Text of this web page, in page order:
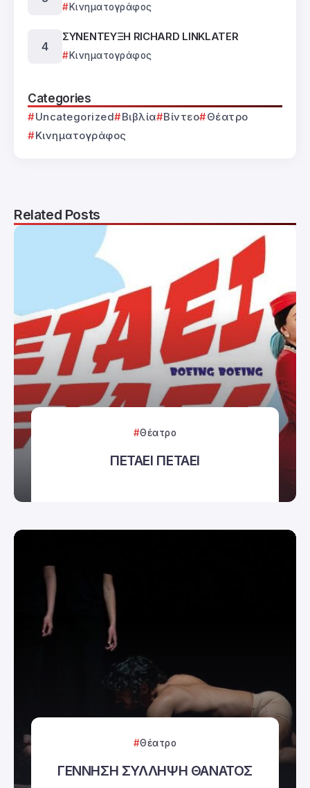
Κινηματογράφος
ΣΥΝΕΝΤΕΥΞΗ RICHARD LINKLATER
Κινηματογράφος
Categories
Uncategorized Βιβλία Βίντεο
Θέατρο
Κινηματογράφος
Related Posts
Θέατρο
ΠΕΤΑΕΙ ΠΕΤΑΕΙ
Θέατρο
ΓΕΝΝΗΣΗ ΣΥΛΛΗΨΗ ΘΑΝΑΤΟΣ